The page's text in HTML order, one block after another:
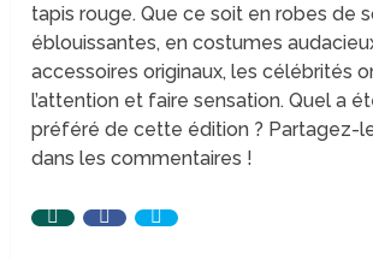
tapis rouge. Que ce soit en robes de
éblouissantes, en costumes
accessoires originaux, les célébrités
l’attention et faire sensation. Quel a
préféré de cette édition ? Partagez-
dans les commentaires !